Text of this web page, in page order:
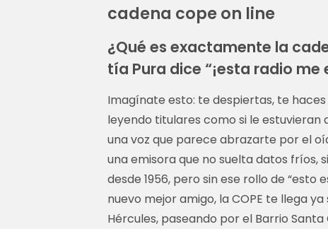
cadena cope on line
¿Qué es exactamente la
tía Pura dice “¡esta radio me
Imagínate esto: te despiertas, te
leyendo titulares como si le
una voz que parece abrazarte por el
una emisora que no suelta datos fríos,
desde 1956, pero sin ese rollo de “esto
nuevo mejor amigo, la COPE te llega
Hércules, paseando por el Barrio